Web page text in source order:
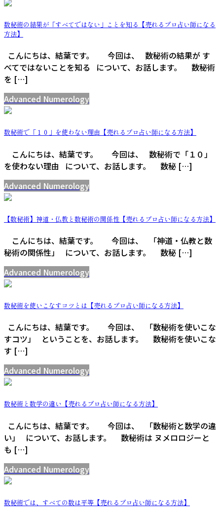
数秘術の結果が「すべてではない」ことを知る【売れるプロ占い師になる
方法】
こんにちは、結葉です。 今回は、 数秘術の結果が す
べてではないことを知る について、お話します。 数秘術
を […]
Advanced Numerology
数秘術で「１０」を使わない理由【売れるプロ占い師になる方法】
こんにちは、結葉です。 今回は、 数秘術で「１０」
を使わない理由 について、お話します。 数秘 […]
Advanced Numerology
【数秘術】神道・仏教と数秘術の関係性【売れるプロ占い師になる方法】
こんにちは、結葉です。 今回は、 「神道・仏教と数
秘術の関係性」 について、お話します。 数秘 […]
Advanced Numerology
数秘術を使いこなすコツとは【売れるプロ占い師になる方法】
こんにちは、結葉です。 今回は、 「数秘術を使いこな
すコツ」 ということを、お話します。 数秘術を使いこな
す […]
Advanced Numerology
数秘術と数学の違い【売れるプロ占い師になる方法】
こんにちは、結葉です。 今回は、 「数秘術と数学の違
い」 について、お話します。 数秘術は ヌメロロジーと
も […]
Advanced Numerology
数秘術では、すべての数は平等【売れるプロ占い師になる方法】